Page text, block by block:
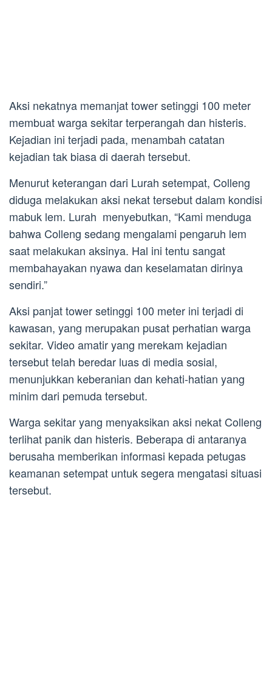
Aksi nekatnya memanjat tower setinggi 100 meter
membuat warga sekitar terperangah dan histeris.
Kejadian ini terjadi pada, menambah catatan
kejadian tak biasa di daerah tersebut.
Menurut keterangan dari Lurah setempat, Colleng
diduga melakukan aksi nekat tersebut dalam kondisi
mabuk lem. Lurah menyebutkan, “Kami menduga
bahwa Colleng sedang mengalami pengaruh lem
saat melakukan aksinya. Hal ini tentu sangat
membahayakan nyawa dan keselamatan dirinya
sendiri.”
Aksi panjat tower setinggi 100 meter ini terjadi di
kawasan, yang merupakan pusat perhatian warga
sekitar. Video amatir yang merekam kejadian
tersebut telah beredar luas di media sosial,
menunjukkan keberanian dan kehati-hatian yang
minim dari pemuda tersebut.
Warga sekitar yang menyaksikan aksi nekat Colleng
terlihat panik dan histeris. Beberapa di antaranya
berusaha memberikan informasi kepada petugas
keamanan setempat untuk segera mengatasi situasi
tersebut.